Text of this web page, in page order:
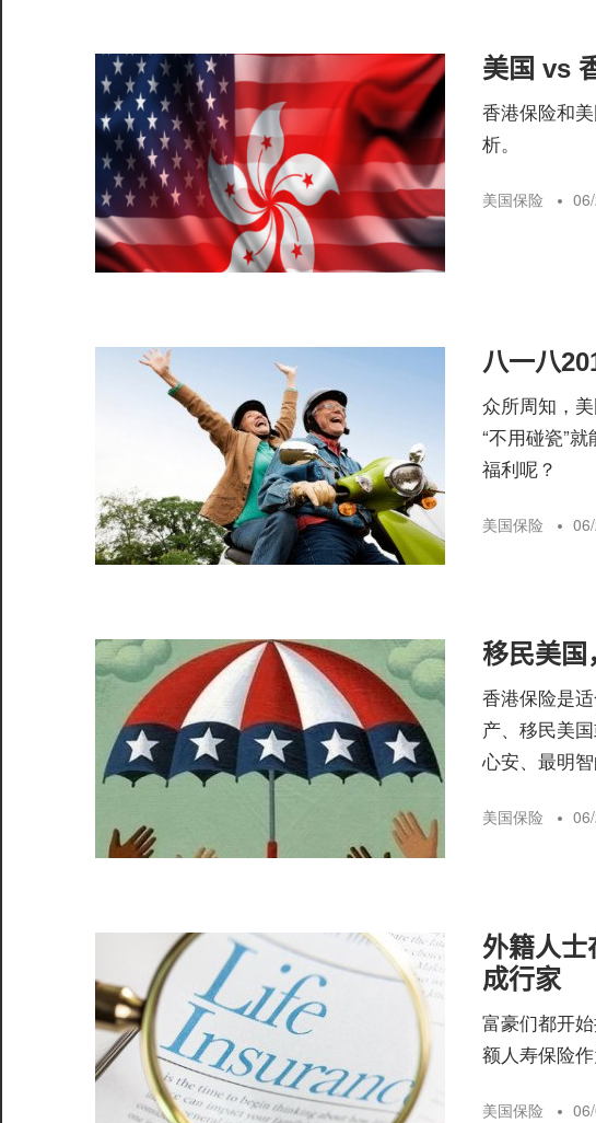
美国 vs
香港保险和
析。
美国保险
八一八
众所周知，
“不用碰瓷”
福利呢？
美国保险
移民美国
香港保险是
产、移民美
心安、最明智
美国保险
外籍人士
成行家
富豪们都开
额人寿保险
美国保险